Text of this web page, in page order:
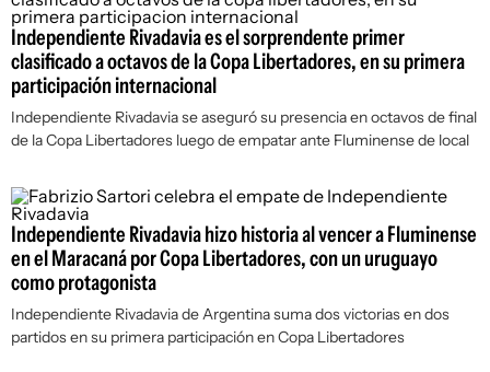
Independiente Rivadavia es el sorprendente primer
clasificado a octavos de la Copa Libertadores, en su primera
participación internacional
Independiente Rivadavia se aseguró su presencia en octavos de final
de la Copa Libertadores luego de empatar ante Fluminense de local
Independiente Rivadavia hizo historia al vencer a Fluminense
en el Maracaná por Copa Libertadores, con un uruguayo
como protagonista
Independiente Rivadavia de Argentina suma dos victorias en dos
partidos en su primera participación en Copa Libertadores